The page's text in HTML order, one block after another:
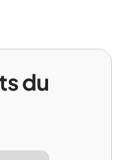
du